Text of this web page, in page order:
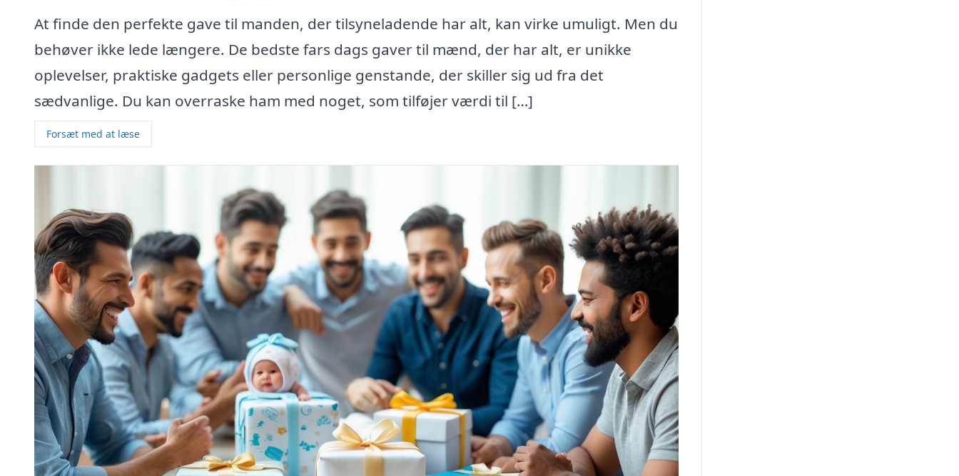
At finde den perfekte gave til manden, der tilsyneladende har alt, kan virke umuligt. Men du
behøver ikke lede længere. De bedste fars dags gaver til mænd, der har alt, er unikke
oplevelser, praktiske gadgets eller personlige genstande, der skiller sig ud fra det
sædvanlige. Du kan overraske ham med noget, som tilføjer værdi til […]
Forsæt med at læse